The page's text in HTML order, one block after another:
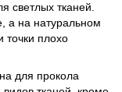
светлых тканей.
а на натуральном
точки плохо
для прокола